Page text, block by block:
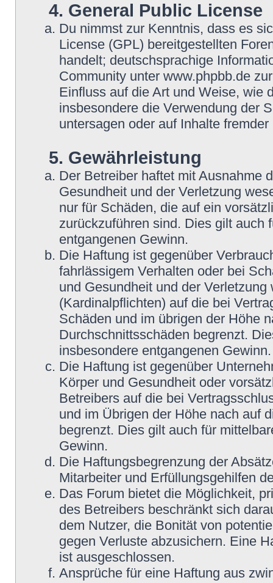
4. General Public License
Du nimmst zur Kenntnis, dass es
License (GPL) bereitgestellten
handelt; deutschsprachige
Community unter www.phpbb.de
Einfluss auf die Art und Weise, wie
insbesondere die Verwendung der
untersagen oder auf Inhalte
5. Gewährleistung
Der Betreiber haftet mit Ausnahme
Gesundheit und der Verletzung
nur für Schäden, die auf ein
zurückzuführen sind. Dies gilt auch
entgangenen Gewinn.
Die Haftung ist gegenüber
fahrlässigem Verhalten oder bei
und Gesundheit und der
(Kardinalpflichten) auf die bei
Schäden und im übrigen der Höhe
Durchschnittsschäden begrenzt.
insbesondere entgangenen Gewinn.
Die Haftung ist gegenüber
Körper und Gesundheit oder
Betreibers auf die bei
und im Übrigen der Höhe nach auf
begrenzt. Dies gilt auch für
Gewinn.
Die Haftungsbegrenzung der
Mitarbeiter und Erfüllungsgehilfen
Das Forum bietet die Möglichkeit,
des Betreibers beschränkt sich
dem Nutzer, die Bonität von
gegen Verluste abzusichern. Eine
ist ausgeschlossen.
Ansprüche für eine Haftung aus